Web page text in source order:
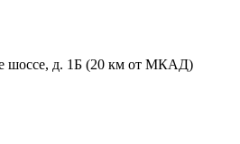
шоссе, д. 1Б (20 км от МКАД)